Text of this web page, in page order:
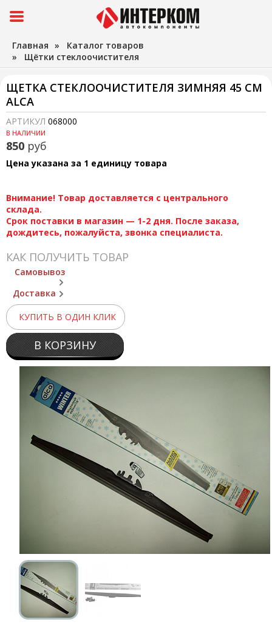
Главная » Каталог товаров
» Щётки стеклоочистителя
ЩЕТКА СТЕКЛООЧИСТИТЕЛЯ ЗИМНЯЯ 45 СМ
ALCA
АРТИКУЛ 068000
В НАЛИЧИИ
850 руб
Цена указана за 1 единицу товара
Внимание! Товар доставляется с центрального
склада.
Срок поставки в магазин — 1-2 дня. После заказа,
дождитесь, пожалуйста, звонка специалиста.
КАК ПОЛУЧИТЬ ТОВАР
Самовывоз
Доставка
КУПИТЬ В ОДИН КЛИК
В КОРЗИНУ